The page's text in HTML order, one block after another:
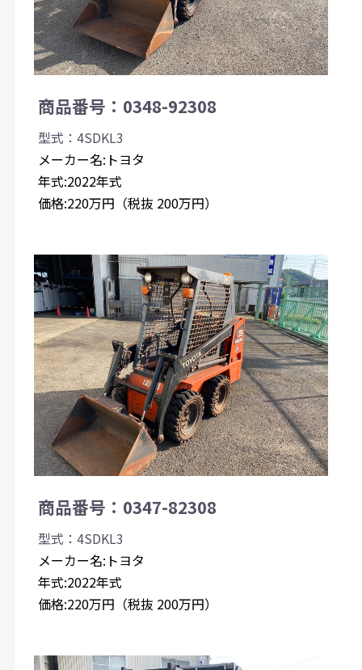
商品番号：0348-92308
型式：4SDKL3
メーカー名:トヨタ
年式:2022年式
価格:220万円（税抜 200万円）
商品番号：0347-82308
型式：4SDKL3
メーカー名:トヨタ
年式:2022年式
価格:220万円（税抜 200万円）